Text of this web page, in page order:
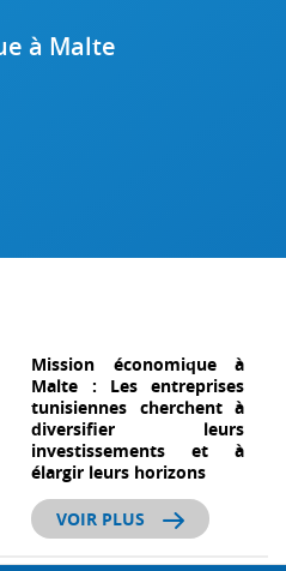
à Malte
Mission économique à
Malte : Les entreprises
tunisiennes cherchent à
diversifier leurs
investissements et à
élargir leurs horizons
VOIR PLUS